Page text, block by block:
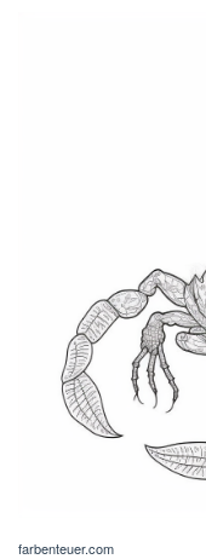
farbenteuer.com